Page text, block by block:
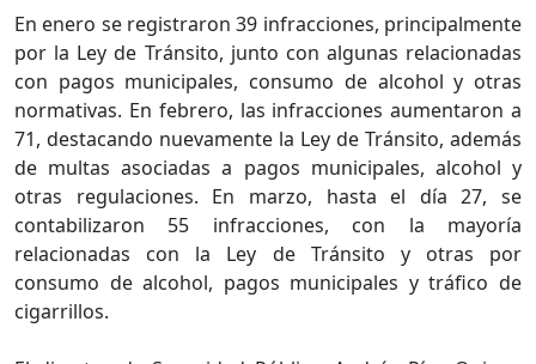
En enero se registraron 39 infracciones, principalmente
por la Ley de Tránsito, junto con algunas relacionadas
con pagos municipales, consumo de alcohol y otras
normativas. En febrero, las infracciones aumentaron a
71, destacando nuevamente la Ley de Tránsito, además
de multas asociadas a pagos municipales, alcohol y
otras regulaciones. En marzo, hasta el día 27, se
contabilizaron 55 infracciones, con la mayoría
relacionadas con la Ley de Tránsito y otras por
consumo de alcohol, pagos municipales y tráfico de
cigarrillos.